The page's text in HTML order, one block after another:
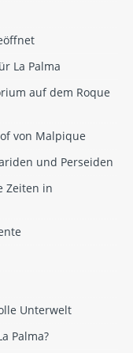
La Palma
auf dem Roque
von Malpique
und Perseiden
Zeiten in
Unterwelt
Palma?